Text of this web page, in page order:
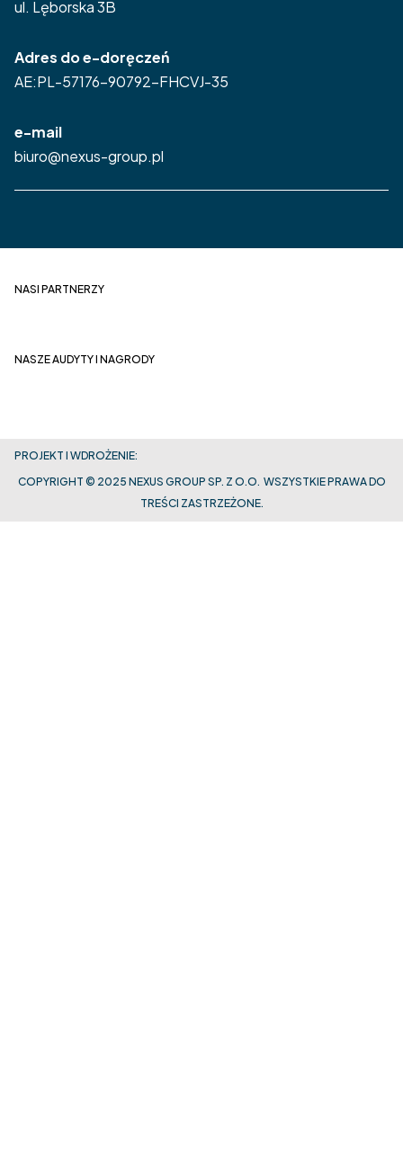
ul. Lęborska 3B
Adres do e-doręczeń
AE:PL-57176-90792-FHCVJ-35
e-mail
biuro@nexus-group.pl
NASI PARTNERZY
NASZE AUDYTY I NAGRODY
COPYRIGHT © 2025 NEXUS GROUP SP. Z O.O. WSZYSTKIE PRAWA DO
TREŚCI ZASTRZEŻONE.
PROJEKT I WDROŻENIE: